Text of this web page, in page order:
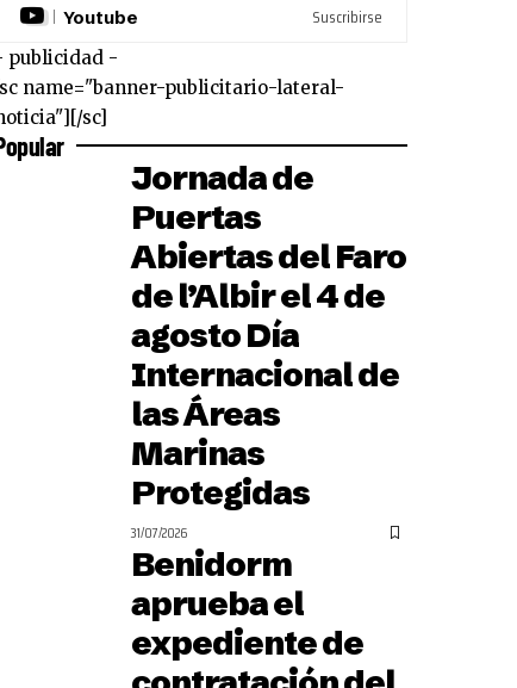
Youtube Suscribirse
publicidad -
name="banner-publicitario-lateral-
sc]
Jornada de
Puertas
Abiertas del Faro
de l’Albir el 4 de
agosto Día
Internacional de
las Áreas
Marinas
Protegidas
31/07/2026
Benidorm
aprueba el
expediente de